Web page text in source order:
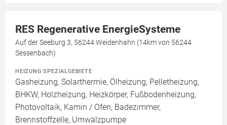
RES Regenerative EnergieSysteme
Auf der Seeburg 3, 56244 Weidenhahn (14km von 56244
Sessenbach)
HEIZUNG SPEZIALGEBIETE
Gasheizung, Solarthermie, Ölheizung, Pelletheizung,
BHKW, Holzheizung, Heizkörper, Fußbodenheizung,
Photovoltaik, Kamin / Ofen, Badezimmer,
Brennstoffzelle, Umwälzpumpe